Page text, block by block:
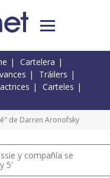
Cartelera
Tráilers
Carteles
de Darren Aronofsky
y compañía se
5'